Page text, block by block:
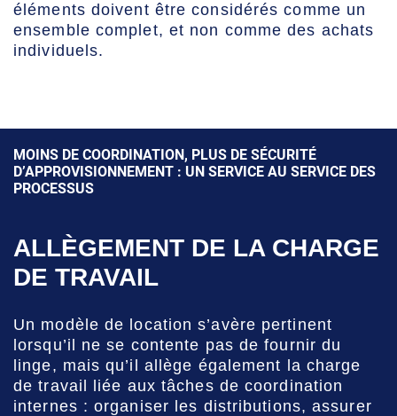
éléments doivent être considérés comme un
ensemble complet, et non comme des achats
individuels.
MOINS DE COORDINATION, PLUS DE SÉCURITÉ
D’APPROVISIONNEMENT : UN SERVICE AU SERVICE DES
PROCESSUS
ALLÈGEMENT DE LA CHARGE
DE TRAVAIL
Un modèle de location s’avère pertinent
lorsqu’il ne se contente pas de fournir du
linge, mais qu’il allège également la charge
de travail liée aux tâches de coordination
internes : organiser les distributions, assurer